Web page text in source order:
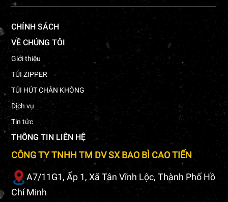
CHÍNH SÁCH
VỀ CHÚNG TÔI
Giới thiệu
TÚI ZIPPER
TÚI HÚT CHÂN KHÔNG
Dịch vụ
Tin tức
THÔNG TIN LIÊN HỆ
CÔNG TY TNHH TM DV SX BAO BÌ CAO TIẾN
A7/11G1, Ấp 1, Xã Tân Vĩnh Lộc, Thành Phố Hồ
Chí Minh